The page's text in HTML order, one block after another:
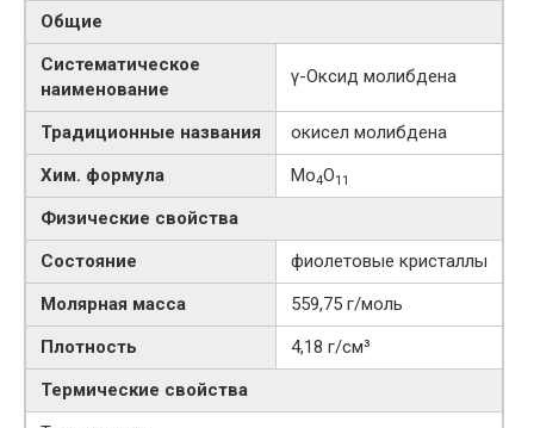
Общие
Систематическое
наименование
γ-​Оксид молибдена
Традиционные названия
окисел молибдена
Хим. формула
Mo4O11
Физические свойства
Состояние
фиолетовые кристаллы
Молярная масса
559,75 г/моль
Плотность
4,18 г/см³
Термические свойства